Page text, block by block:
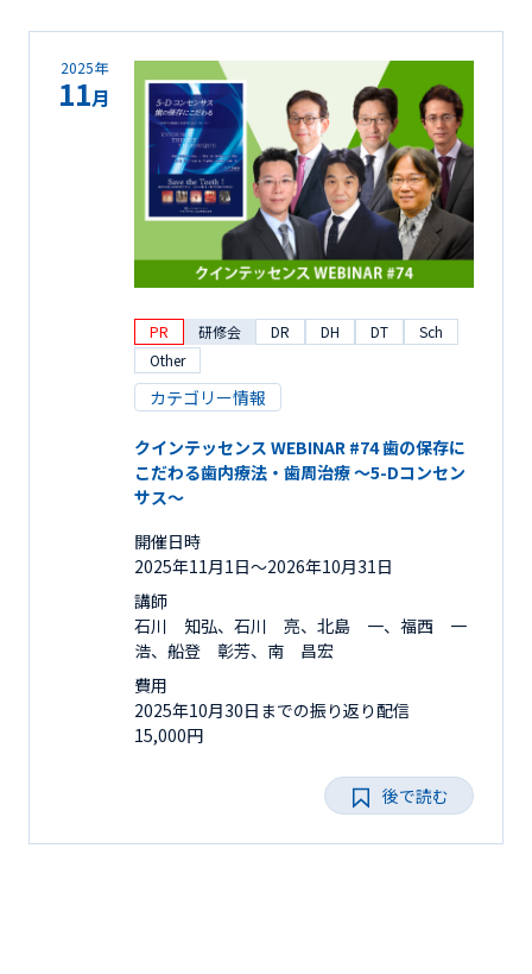
2025年
11月
PR 研修会 DR DH DT
Sch
Other
カテゴリー情報
クインテッセンス WEBINAR #74 歯の保存に
こだわる歯内療法・歯周治療 ～5-Dコンセン
サス～
開催日時
2025年11月1日〜2026年10月31日
講師
石川 知弘、石川 亮、北島 一、福西 一
浩、船登 彰芳、南 昌宏
費用
2025年10月30日までの振り返り配信
15,000円
後で読む